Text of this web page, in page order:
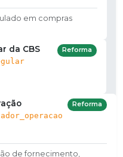
em compras
da CBS Reforma
Reforma
de fornecimento,